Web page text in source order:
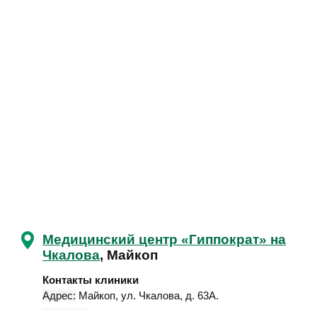
Медицинский центр «Гиппократ» на
Чкалова, Майкоп
Контакты клиники
Адрес: Майкоп, ул. Чкалова, д. 63А.